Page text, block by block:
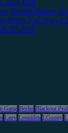
from Hell
Freilichtbühne
Pretty Sad For a
Gang Berlin Blackout
Lauv Leoniden LGoony